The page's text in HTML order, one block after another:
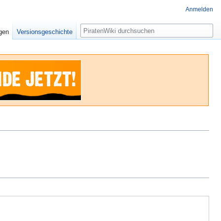
Anmelden
Versionsgeschichte Suche